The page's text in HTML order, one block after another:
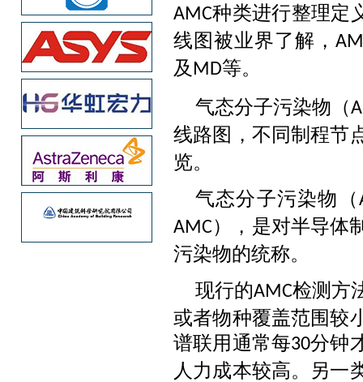
AMC种类进行整理定
线图被业界了解，
及 MD等。
气态分子污染物（
线路图，不同制程节
览。
气态分子污染物（
AMC），是对半导体
污染物的统称。
现行的AMC检测方
或者物种覆盖范围较
谱联用通常每30分钟
人力成本较高。另一